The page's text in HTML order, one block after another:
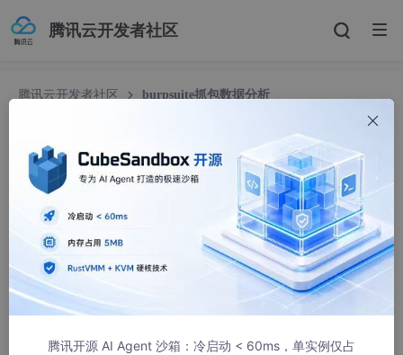
腾讯云开发者社区
腾讯云开发者社区 burpsuite抓包数据分析
是小何不是小盒呀
1969人浏览 · 2023-04-16 16:40:27
以抓到的pikachu的数据为例：
腾讯开源 AI Agent 沙箱：冷启动 < 60ms，单实例仅占